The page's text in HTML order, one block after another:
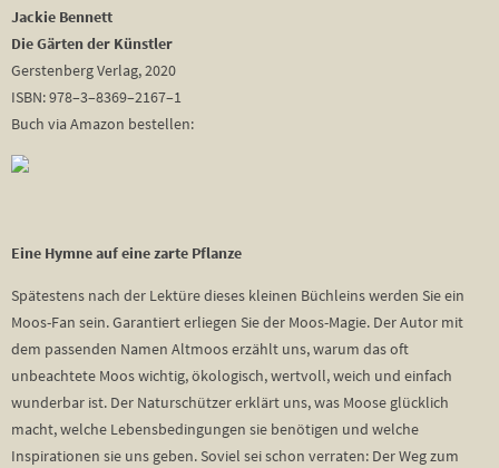
Jackie Bennett
Die Gärten der Künstler
Gerstenberg Verlag, 2020
ISBN: 978–3–8369–2167–1
Buch via Amazon bestellen:
Eine Hymne auf eine zarte Pflanze
Spätestens nach der Lektüre dieses kleinen Büchleins werden Sie ein
Moos-Fan sein. Garantiert erliegen Sie der Moos-Magie. Der Autor mit
dem passenden Namen Altmoos erzählt uns, warum das oft
unbeachtete Moos wichtig, ökologisch, wertvoll, weich und einfach
wunderbar ist. Der Naturschützer erklärt uns, was Moose glücklich
macht, welche Lebensbedingungen sie benötigen und welche
Inspirationen sie uns geben. Soviel sei schon verraten: Der Weg zum